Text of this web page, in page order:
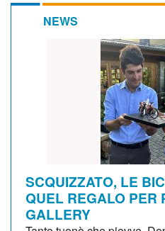
NEWS
SCQUIZZATO, LE
QUEL REGALO PER
GALLERY